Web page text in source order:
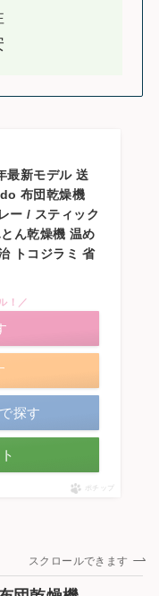
最新モデル 送
布団乾燥機
ー / スティック
ん乾燥機 温め
トコジラミ 省
！／
探す
ポチップ
スクロールできます